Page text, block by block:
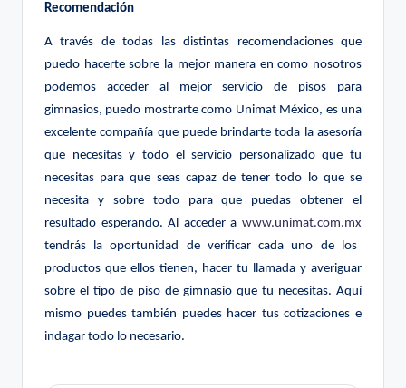
Recomendación
A través de todas las distintas recomendaciones que
puedo hacerte sobre la mejor manera en como nosotros
podemos acceder al mejor servicio de pisos para
gimnasios, puedo mostrarte como Unimat México, es una
excelente compañía que puede brindarte toda la asesoría
que necesitas y todo el servicio personalizado que tu
necesitas para que seas capaz de tener todo lo que se
necesita y sobre todo para que puedas obtener el
resultado esperando. Al acceder a www.unimat.com.mx
tendrás la oportunidad de verificar cada uno de los
productos que ellos tienen, hacer tu llamada y averiguar
sobre el tipo de piso de gimnasio que tu necesitas. Aquí
mismo puedes también puedes hacer tus cotizaciones e
indagar todo lo necesario.